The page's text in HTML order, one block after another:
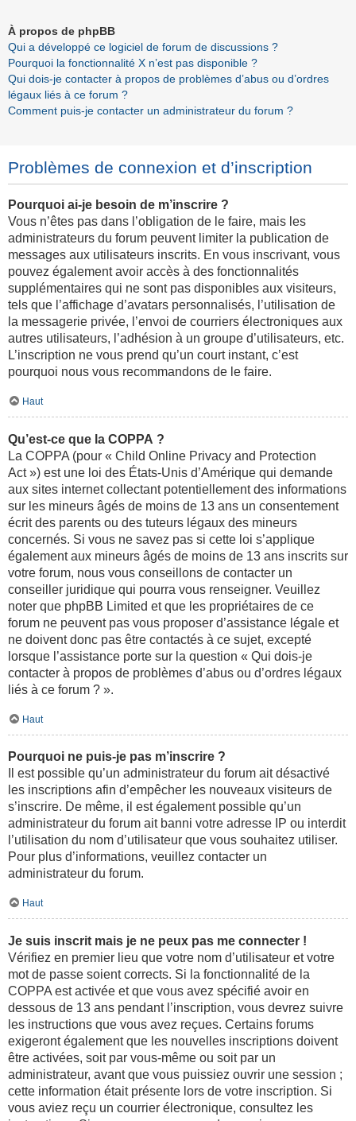
À propos de phpBB
Qui a développé ce logiciel de forum de discussions ?
Pourquoi la fonctionnalité X n’est pas disponible ?
Qui dois-je contacter à propos de problèmes d’abus ou d’ordres
légaux liés à ce forum ?
Comment puis-je contacter un administrateur du forum ?
Problèmes de connexion et d’inscription
Pourquoi ai-je besoin de m’inscrire ?
Vous n’êtes pas dans l’obligation de le faire, mais les
administrateurs du forum peuvent limiter la publication de
messages aux utilisateurs inscrits. En vous inscrivant, vous
pouvez également avoir accès à des fonctionnalités
supplémentaires qui ne sont pas disponibles aux visiteurs,
tels que l’affichage d’avatars personnalisés, l’utilisation de
la messagerie privée, l’envoi de courriers électroniques aux
autres utilisateurs, l’adhésion à un groupe d’utilisateurs, etc.
L’inscription ne vous prend qu’un court instant, c’est
pourquoi nous vous recommandons de le faire.
Haut
Qu’est-ce que la COPPA ?
La COPPA (pour « Child Online Privacy and Protection
Act ») est une loi des États-Unis d’Amérique qui demande
aux sites internet collectant potentiellement des informations
sur les mineurs âgés de moins de 13 ans un consentement
écrit des parents ou des tuteurs légaux des mineurs
concernés. Si vous ne savez pas si cette loi s’applique
également aux mineurs âgés de moins de 13 ans inscrits sur
votre forum, nous vous conseillons de contacter un
conseiller juridique qui pourra vous renseigner. Veuillez
noter que phpBB Limited et que les propriétaires de ce
forum ne peuvent pas vous proposer d’assistance légale et
ne doivent donc pas être contactés à ce sujet, excepté
lorsque l’assistance porte sur la question « Qui dois-je
contacter à propos de problèmes d’abus ou d’ordres légaux
liés à ce forum ? ».
Haut
Pourquoi ne puis-je pas m’inscrire ?
Il est possible qu’un administrateur du forum ait désactivé
les inscriptions afin d’empêcher les nouveaux visiteurs de
s’inscrire. De même, il est également possible qu’un
administrateur du forum ait banni votre adresse IP ou interdit
l’utilisation du nom d’utilisateur que vous souhaitez utiliser.
Pour plus d’informations, veuillez contacter un
administrateur du forum.
Haut
Je suis inscrit mais je ne peux pas me connecter !
Vérifiez en premier lieu que votre nom d’utilisateur et votre
mot de passe soient corrects. Si la fonctionnalité de la
COPPA est activée et que vous avez spécifié avoir en
dessous de 13 ans pendant l’inscription, vous devrez suivre
les instructions que vous avez reçues. Certains forums
exigeront également que les nouvelles inscriptions doivent
être activées, soit par vous-même ou soit par un
administrateur, avant que vous puissiez ouvrir une session ;
cette information était présente lors de votre inscription. Si
vous aviez reçu un courrier électronique, consultez les